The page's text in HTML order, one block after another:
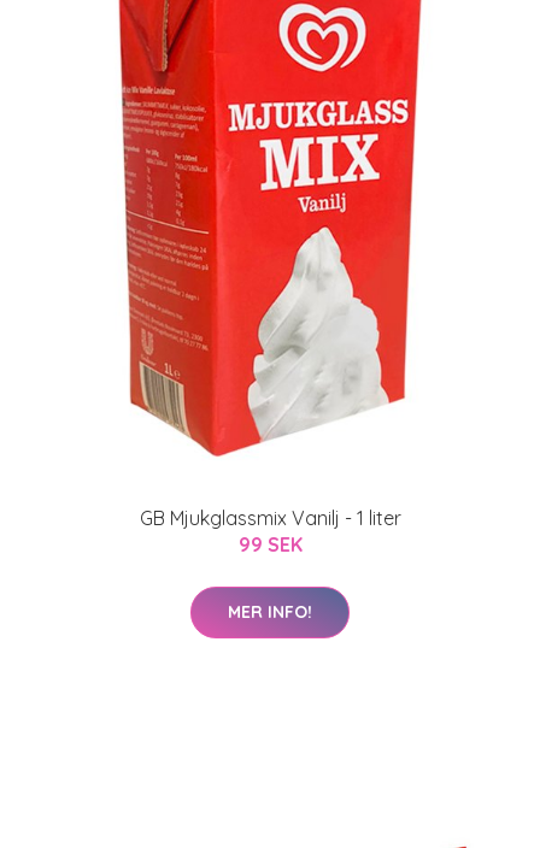
GB Mjukglassmix Vanilj - 1 liter
99 SEK
MER INFO!